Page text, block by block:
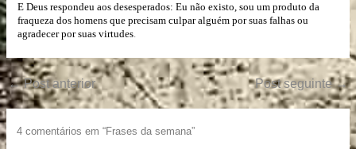
E Deus respondeu aos desesperados: Eu não existo, sou um produto da
fraqueza dos homens que precisam culpar alguém por suas falhas ou
agradecer por suas virtudes.
←Post anterior Post seguinte→
4 comentários em “Frases da semana”